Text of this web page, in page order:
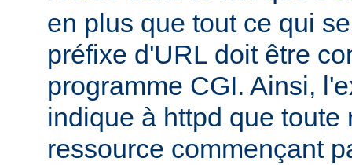
en plus que tout ce qui
préfixe d'URL doit être
programme CGI. Ainsi,
indique à httpd que toute
ressource commençant